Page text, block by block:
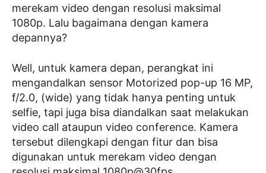
merekam video dengan resolusi maksimal
1080p. Lalu bagaimana dengan kamera
depannya?
Well, untuk kamera depan, perangkat ini
mengandalkan sensor Motorized pop-up 16 MP,
f/2.0, (wide) yang tidak hanya penting untuk
selfie, tapi juga bisa diandalkan saat melakukan
video call ataupun video conference. Kamera
tersebut dilengkapi dengan fitur dan bisa
digunakan untuk merekam video dengan